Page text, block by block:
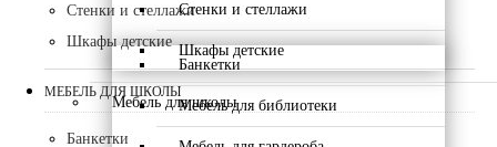
Стенки и стеллажи
Шкафы детские
Мебель для школы
Банкетки
Мебель для библиотеки
Стенки и стеллажи
Шкафы детские
МЕБЕЛЬ ДЛЯ ШКОЛЫ
Банкетки